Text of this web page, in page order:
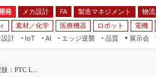
発 メカ設計 FA 製造マネジメント 物流
素材／化学 医療機器 ロボット 電機
計
IoT
AI
エッジ逆襲 品質
展示会
JIMTOF
：PTC L...